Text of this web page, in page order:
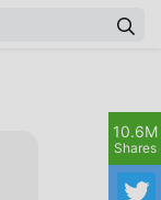
10.6M
Shares